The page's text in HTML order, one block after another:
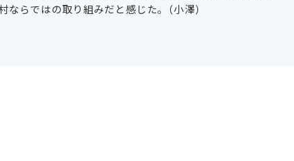
らではの取り組みだと感じた。 （小澤）